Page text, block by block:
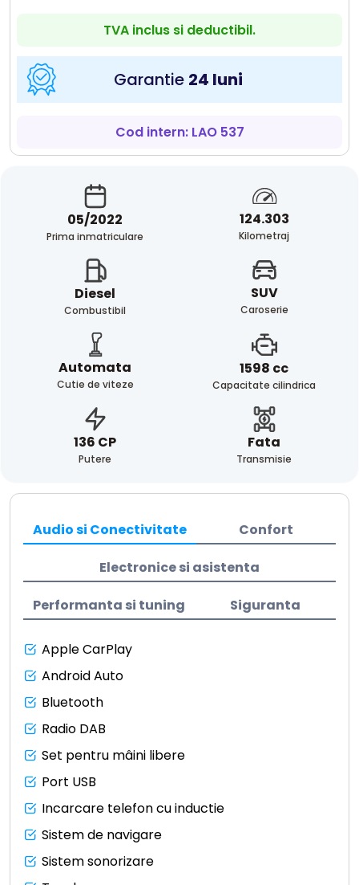
TVA inclus si deductibil.
Garantie 24 luni
Cod intern: LAO 537
05/2022
Prima inmatriculare
124.303
Kilometraj
Diesel
Combustibil
SUV
Caroserie
Automata
Cutie de viteze
1598 cc
Capacitate cilindrica
136 CP
Putere
Fata
Transmisie
Audio si Conectivitate Confort
Electronice si asistenta
Performanta si tuning Siguranta
Apple CarPlay
Android Auto
Bluetooth
Radio DAB
Set pentru mâini libere
Port USB
Incarcare telefon cu inductie
Sistem de navigare
Sistem sonorizare